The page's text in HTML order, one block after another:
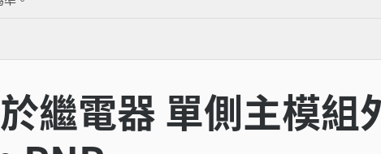
繼電器 單側主模組